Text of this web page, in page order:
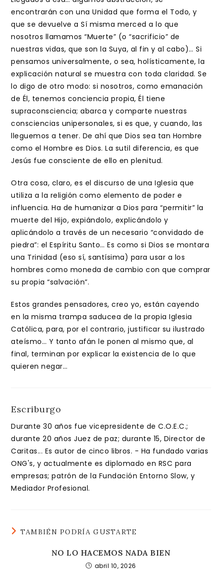
encontrarán con una Unidad que forma el Todo, y
que se devuelve a Sí misma merced a lo que
nosotros llamamos “Muerte” (o “sacrificio” de
nuestras vidas, que son la Suya, al fin y al cabo)… Si
pensamos universalmente, o sea, holísticamente, la
explicación natural se muestra con toda claridad. Se
lo digo de otro modo: si nosotros, como emanación
de Él, tenemos conciencia propia, Él tiene
supraconsciencia; abarca y comparte nuestras
consciencias unipersonales, si es que, y cuando, las
lleguemos a tener. De ahí que Dios sea tan Hombre
como el Hombre es Dios. La sutil diferencia, es que
Jesús fue consciente de ello en plenitud.
Otra cosa, claro, es el discurso de una Iglesia que
utiliza a la religión como elemento de poder e
influencia. Ha de humanizar a Dios para “permitir” la
muerte del Hijo, expiándolo, explicándolo y
aplicándolo a través de un necesario “convidado de
piedra”: el Espíritu Santo… Es como si Dios se montara
una Trinidad (eso sí, santísima) para usar a los
hombres como moneda de cambio con que comprar
su propia “salvación”.
Estos grandes pensadores, creo yo, están cayendo
en la misma trampa saducea de la propia Iglesia
Católica, para, por el contrario, justificar su ilustrado
ateísmo… Y tanto afán le ponen al mismo que, al
final, terminan por explicar la existencia de lo que
quieren negar…
Escriburgo
Durante 30 años fue vicepresidente de C.O.E.C.;
durante 20 años Juez de paz; durante 15, Director de
Caritas... Es autor de cinco libros. - Ha fundado varias
ONG's, y actualmente es diplomado en RSC para
empresas; patrón de la Fundación Entorno Slow, y
Mediador Profesional.
TAMBIÉN PODRÍA GUSTARTE
NO LO HACEMOS NADA BIEN
abril 10, 2026